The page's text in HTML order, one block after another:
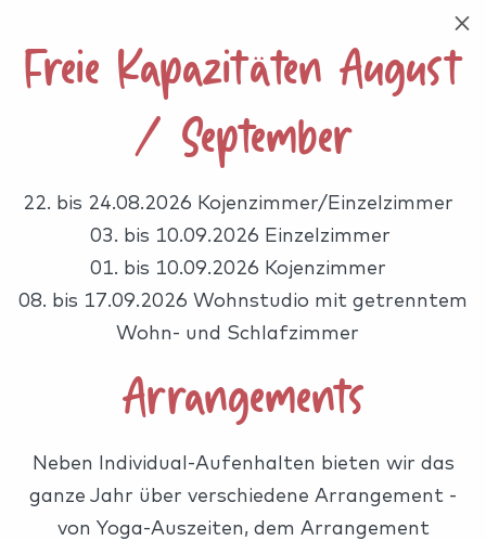
Freie Kapazitäten August
/ September
22. bis 24.08.2026 Kojenzimmer/Einzelzimmer
03. bis 10.09.2026 Einzelzimmer
01. bis 10.09.2026 Kojenzimmer
08. bis 17.09.2026 Wohnstudio mit getrenntem
Wohn- und Schlafzimmer
Arrangements
Neben Individual-Aufenhalten bieten wir das
ganze Jahr über verschiedene Arrangement -
von Yoga-Auszeiten, dem Arrangement
M
Buchung anfragen
HausAnNatur auf Juist
Bio Pension & Appartements
Wellness, Yoga & Ayurveda